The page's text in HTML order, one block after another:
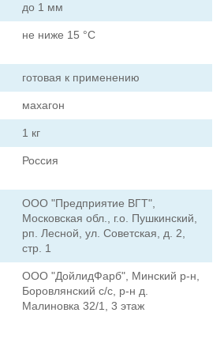
до 1 мм
не ниже 15 °C
готовая к применению
махагон
1 кг
Россия
ООО "Предприятие ВГТ",
Московская обл., г.о. Пушкинский,
рп. Лесной, ул. Советская, д. 2,
стр. 1
ООО "ДойлидФарб", Минский р-н,
Боровлянский с/с, р-н д.
Малиновка 32/1, 3 этаж